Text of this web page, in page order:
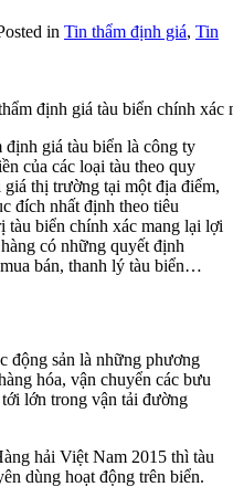
in Tin thẩm định giá, Tin
định giá tàu biển chính
định giá tàu biển là công ty
của các loại tàu theo quy
thị trường tại một địa điểm,
đích nhất định theo tiêu
tàu biển chính xác mang lại lợi
có những quyết định
bán, thanh lý tàu biển…
động sản là những phương
hóa, vận chuyển các bưu
lớn trong vận tải đường
hải Việt Nam 2015 thì tàu
dùng hoạt động trên biển.